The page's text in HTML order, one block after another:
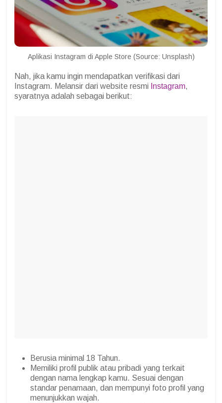
Aplikasi Instagram di Apple Store (Source: Unsplash)
Nah, jika kamu ingin mendapatkan verifikasi dari
Instagram. Melansir dari website resmi Instagram,
syaratnya adalah sebagai berikut:
Berusia minimal 18 Tahun.
Memiliki profil publik atau pribadi yang terkait
dengan nama lengkap kamu. Sesuai dengan
standar penamaan, dan mempunyi foto profil yang
menunjukkan wajah.